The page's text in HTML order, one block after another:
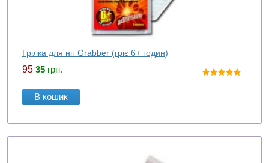
Грілка для ніг Grabber (гріє 6+ годин)
95 35 грн.
В кошик